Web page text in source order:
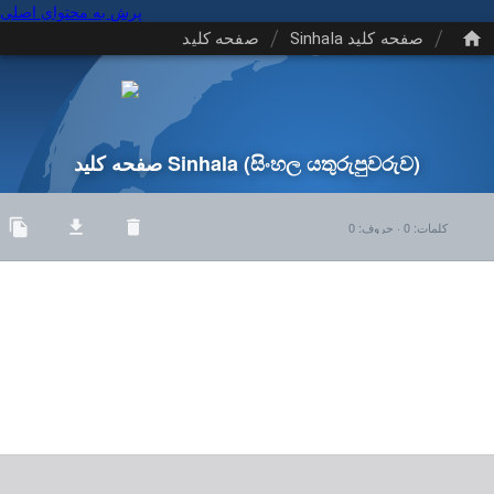
پرش به محتوای اصلی
/ صفحه کلید Sinhala / صفحه کلید
صفحه کلید Sinhala(සිංහල යතුරුපුවරුව)
کلمات:
0
· حروف:
0